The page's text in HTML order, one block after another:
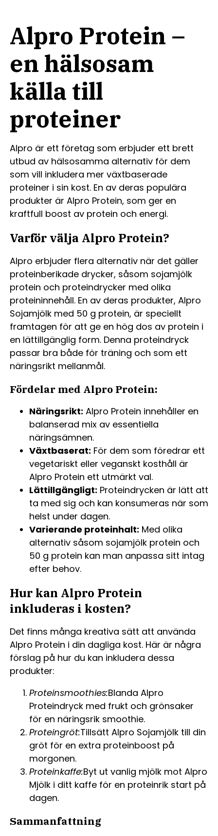
Alpro Protein –
en hälsosam
källa till
proteiner
Alpro är ett företag som erbjuder ett brett
utbud av hälsosamma alternativ för dem
som vill inkludera mer växtbaserade
proteiner i sin kost. En av deras populära
produkter är Alpro Protein, som ger en
kraftfull boost av protein och energi.
Varför välja Alpro Protein?
Alpro erbjuder flera alternativ när det gäller
proteinberikade drycker, såsom sojamjölk
protein och proteindrycker med olika
proteininnehåll. En av deras produkter, Alpro
Sojamjölk med 50 g protein, är speciellt
framtagen för att ge en hög dos av protein i
en lättillgänglig form. Denna proteindryck
passar bra både för träning och som ett
näringsrikt mellanmål.
Fördelar med Alpro Protein:
Näringsrikt: Alpro Protein innehåller en
balanserad mix av essentiella
näringsämnen.
Växtbaserat: För dem som föredrar ett
vegetariskt eller veganskt kosthåll är
Alpro Protein ett utmärkt val.
Lättillgängligt: Proteindrycken är lätt att
ta med sig och kan konsumeras när som
helst under dagen.
Varierande proteinhalt: Med olika
alternativ såsom sojamjölk protein och
50 g protein kan man anpassa sitt intag
efter behov.
Hur kan Alpro Protein
inkluderas i kosten?
Det finns många kreativa sätt att använda
Alpro Protein i din dagliga kost. Här är några
förslag på hur du kan inkludera dessa
produkter:
Proteinsmoothies:Blanda Alpro
Proteindryck med frukt och grönsaker
för en näringsrik smoothie.
Proteingröt:Tillsätt Alpro Sojamjölk till din
gröt för en extra proteinboost på
morgonen.
Proteinkaffe:Byt ut vanlig mjölk mot Alpro
Mjölk i ditt kaffe för en proteinrik start på
dagen.
Sammanfattning